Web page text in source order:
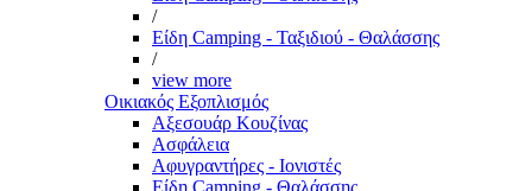
/
Είδη Camping - Ταξιδιού - Θαλάσσης
/
view more
Οικιακός Εξοπλισμός
Αξεσουάρ Κουζίνας
Ασφάλεια
Αφυγραντήρες - Ιονιστές
Είδη Camping - Θαλάσσης